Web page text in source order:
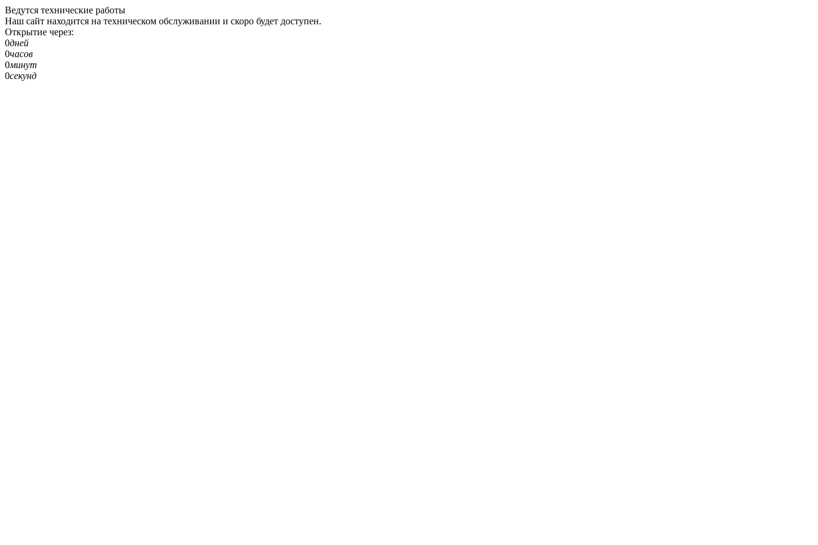
Ведутся технические работы
Наш сайт находится на техническом обслуживании и скоро будет доступен.
Открытие через:
0дней
0часов
0минут
0секунд